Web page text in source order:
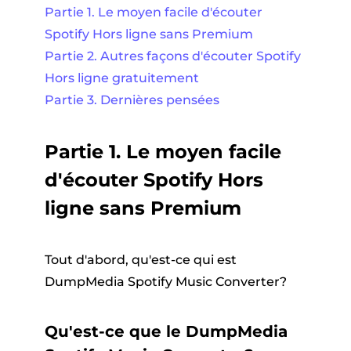
Partie 1. Le moyen facile d'écouter
Spotify Hors ligne sans Premium
Partie 2. Autres façons d'écouter Spotify
Hors ligne gratuitement
Partie 3. Dernières pensées
Partie 1. Le moyen facile
d'écouter Spotify Hors
ligne sans Premium
Tout d'abord, qu'est-ce qui est
DumpMedia Spotify Music Converter?
Qu'est-ce que le DumpMedia